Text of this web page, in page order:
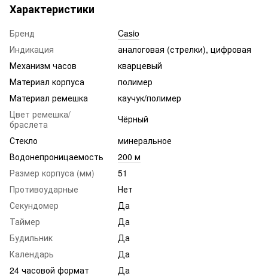
Характеристики
Бренд
Casio
Индикация
аналоговая (стрелки), цифровая
Механизм часов
кварцевый
Материал корпуса
полимер
Материал ремешка
каучук/полимер
Цвет ремешка/
браслета
Чёрный
Стекло
минеральное
Водонепроницаемость
200 м
Размер корпуса (мм)
51
Противоударные
Нет
Секундомер
Да
Таймер
Да
Будильник
Да
Календарь
Да
24 часовой формат
Да